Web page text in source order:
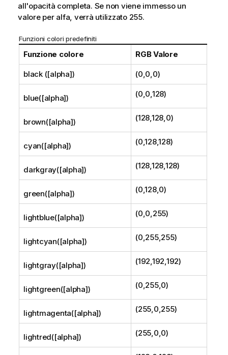
all'opacità completa. Se non viene immesso un
valore per alfa, verrà utilizzato 255.
Funzioni colori predefiniti
Funzione colore RGBValore
black ([alpha]) (0,0,0)
blue([alpha]) (0,0,128)
brown([alpha]) (128,128,0)
cyan([alpha]) (0,128,128)
darkgray([alpha]) (128,128,128)
green([alpha]) (0,128,0)
lightblue([alpha]) (0,0,255)
lightcyan([alpha]) (0,255,255)
lightgray([alpha]) (192,192,192)
lightgreen([alpha]) (0,255,0)
lightmagenta([alpha]) (255,0,255)
lightred([alpha]) (255,0,0)